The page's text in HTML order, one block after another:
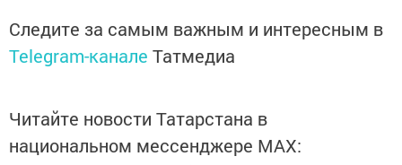
Следите за самым важным и интересным в
Telegram-канале Татмедиа
Читайте новости Татарстана в
национальном мессенджере MАХ: